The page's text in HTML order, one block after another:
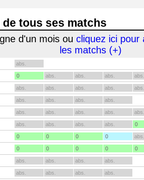
de tous ses matchs
d'un mois ou cliquez ici pour
les matchs (+)
abs.
0 abs. abs. abs. abs.
abs. abs. abs. abs. abs.
abs. abs. abs. abs.
abs. abs. abs. abs. abs.
abs. abs. abs. abs. 0
0 0 0 0 abs.
0 0 0 0 0
abs. abs. abs. abs.
abs. abs. abs. abs.